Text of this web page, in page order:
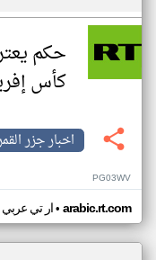
حكم
كأس
اخبار جزر
PG03WV
ار تي عربي• arabic.rt.com